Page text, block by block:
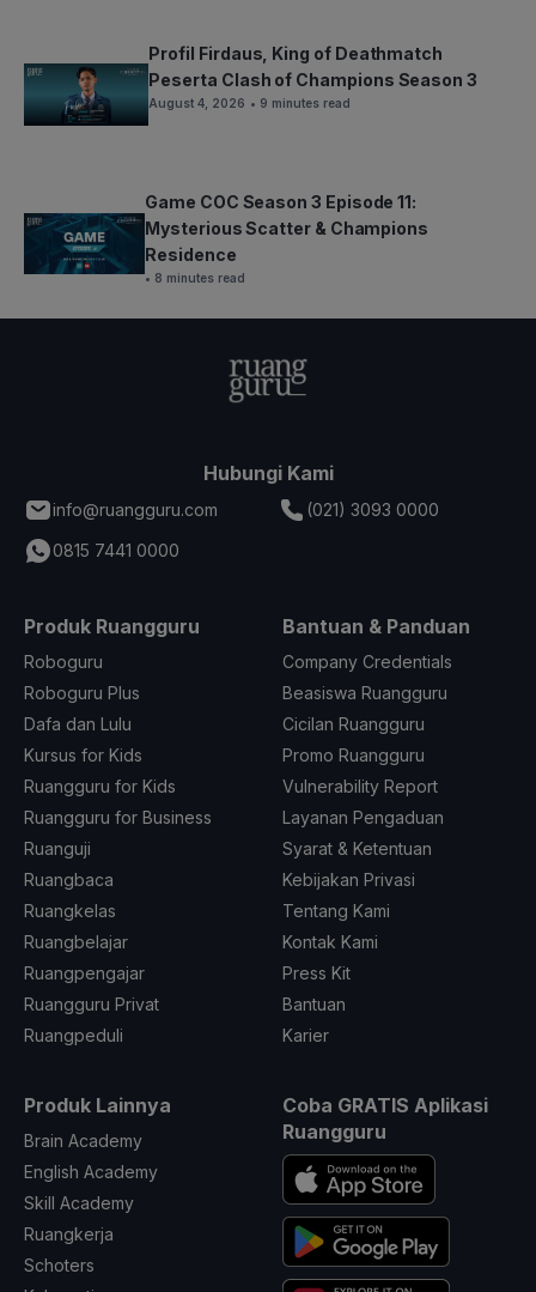
Profil Firdaus, King of Deathmatch
Peserta Clash of Champions Season 3
August 4, 2026 • 9 minutes read
Game COC Season 3 Episode 11:
Mysterious Scatter & Champions
Residence
• 8 minutes read
Hubungi Kami
info@ruangguru.com
(021) 3093 0000
0815 7441 0000
Produk Ruangguru
Roboguru
Roboguru Plus
Dafa dan Lulu
Kursus for Kids
Ruangguru for Kids
Ruangguru for Business
Ruanguji
Ruangbaca
Ruangkelas
Ruangbelajar
Ruangpengajar
Ruangguru Privat
Ruangpeduli
Bantuan & Panduan
Company Credentials
Beasiswa Ruangguru
Cicilan Ruangguru
Promo Ruangguru
Vulnerability Report
Layanan Pengaduan
Syarat & Ketentuan
Kebijakan Privasi
Tentang Kami
Kontak Kami
Press Kit
Bantuan
Karier
Produk Lainnya
Brain Academy
English Academy
Skill Academy
Ruangkerja
Schoters
Coba GRATIS Aplikasi
Ruangguru